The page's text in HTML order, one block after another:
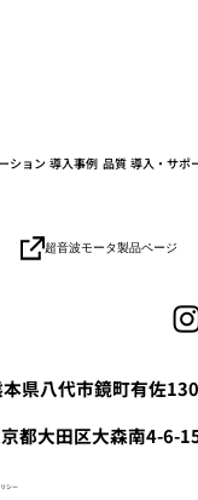
実装を目指す「
スMeetup」参加
県八代市鏡町有佐
都大田区大森南4-6-
ション 導入事例 品質 導入・サポ
超音波モータ製品ページ
シー